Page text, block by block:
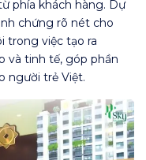
phía khách hàng. Dự
chứng rõ nét cho
trong việc tạo ra
và tinh tế, góp phần
người trẻ Việt.